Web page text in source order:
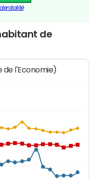
de
de l'Economie)